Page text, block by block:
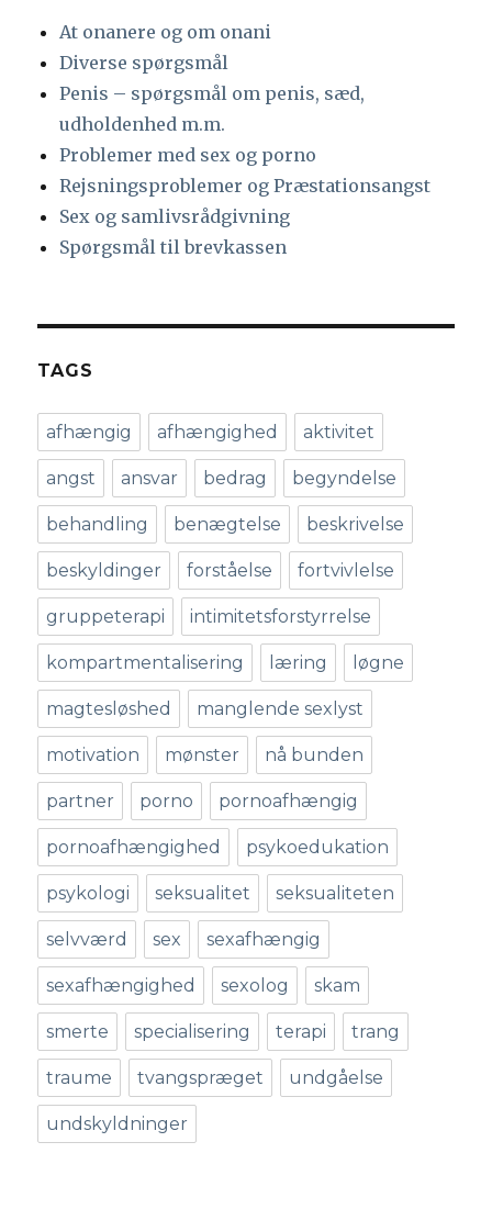
At onanere og om onani
Diverse spørgsmål
Penis – spørgsmål om penis, sæd,
udholdenhed m.m.
Problemer med sex og porno
Rejsningsproblemer og Præstationsangst
Sex og samlivsrådgivning
Spørgsmål til brevkassen
TAGS
afhængig afhængighed aktivitet
angst ansvar bedrag begyndelse
behandling benægtelse beskrivelse
beskyldinger forståelse fortvivlelse
gruppeterapi intimitetsforstyrrelse
kompartmentalisering læring løgne
magtesløshed manglende sexlyst
motivation mønster nå bunden
partner porno pornoafhængig
pornoafhængighed psykoedukation
psykologi seksualitet seksualiteten
selvværd sex sexafhængig
sexafhængighed sexolog skam
smerte specialisering terapi trang
traume tvangspræget undgåelse
undskyldninger